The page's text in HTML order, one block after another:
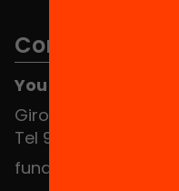
Contact
You can find us at
Girona 34, interior
Tel 934 588 700